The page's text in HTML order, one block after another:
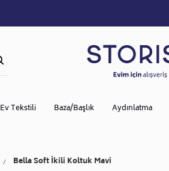
Ev Tekstili Baza/Başlık Aydınlatma
Bella Soft İkili Koltuk Mavi